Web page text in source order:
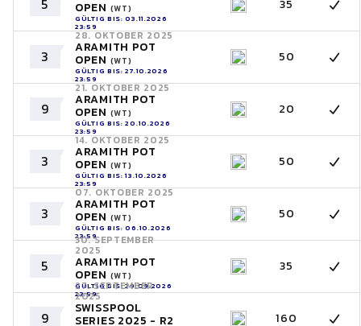
5 OPEN (WT)
GÜLTIG BIS: 03.11.2026
23:59
35
3
28. OKTOBER 2025
ARAMITH POT
OPEN (WT)
GÜLTIG BIS: 27.10.2026
23:59
50
9
21. OKTOBER 2025
ARAMITH POT
OPEN (WT)
GÜLTIG BIS: 20.10.2026
23:59
20
3
14. OKTOBER 2025
ARAMITH POT
OPEN (WT)
GÜLTIG BIS: 13.10.2026
23:59
50
3
07. OKTOBER 2025
ARAMITH POT
OPEN (WT)
GÜLTIG BIS: 06.10.2026
23:59
50
5
30. SEPTEMBER
2025
ARAMITH POT
OPEN (WT)
GÜLTIG BIS: 29.09.2026
23:59
35
9
27. SEPTEMBER
2025
SWISSPOOL
SERIES 2025 - R2 160